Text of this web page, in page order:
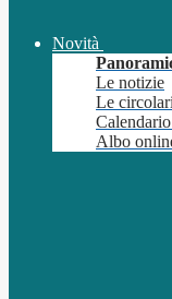
Novità
Le notizie
Le circolari
Albo